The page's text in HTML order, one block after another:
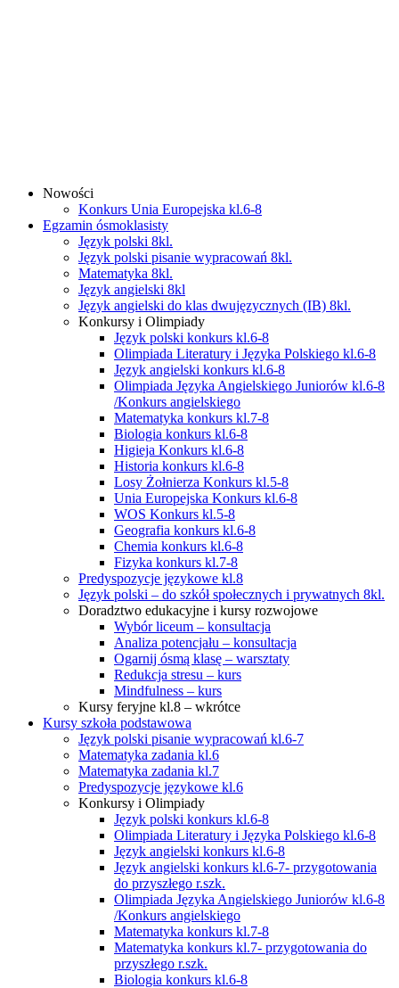
Nowości
Konkurs Unia Europejska kl.6-8
Egzamin ósmoklasisty
Język polski 8kl.
Język polski pisanie wypracowań 8kl.
Matematyka 8kl.
Język angielski 8kl
Język angielski do klas dwujęzycznych (IB) 8kl.
Konkursy i Olimpiady
Język polski konkurs kl.6-8
Olimpiada Literatury i Języka Polskiego kl.6-8
Język angielski konkurs kl.6-8
Olimpiada Języka Angielskiego Juniorów kl.6-8
/Konkurs angielskiego
Matematyka konkurs kl.7-8
Biologia konkurs kl.6-8
Higieja Konkurs kl.6-8
Historia konkurs kl.6-8
Losy Żołnierza Konkurs kl.5-8
Unia Europejska Konkurs kl.6-8
WOS Konkurs kl.5-8
Geografia konkurs kl.6-8
Chemia konkurs kl.6-8
Fizyka konkurs kl.7-8
Predyspozycje językowe kl.8
Język polski – do szkół społecznych i prywatnych 8kl.
Doradztwo edukacyjne i kursy rozwojowe
Wybór liceum – konsultacja
Analiza potencjału – konsultacja
Ogarnij ósmą klasę – warsztaty
Redukcja stresu – kurs
Mindfulness – kurs
Kursy feryjne kl.8 – wkrótce
Kursy szkoła podstawowa
Język polski pisanie wypracowań kl.6-7
Matematyka zadania kl.6
Matematyka zadania kl.7
Predyspozycje językowe kl.6
Konkursy i Olimpiady
Język polski konkurs kl.6-8
Olimpiada Literatury i Języka Polskiego kl.6-8
Język angielski konkurs kl.6-8
Język angielski konkurs kl.6-7- przygotowania
do przyszłego r.szk.
Olimpiada Języka Angielskiego Juniorów kl.6-8
/Konkurs angielskiego
Matematyka konkurs kl.7-8
Matematyka konkurs kl.7- przygotowania do
przyszłego r.szk.
Biologia konkurs kl.6-8